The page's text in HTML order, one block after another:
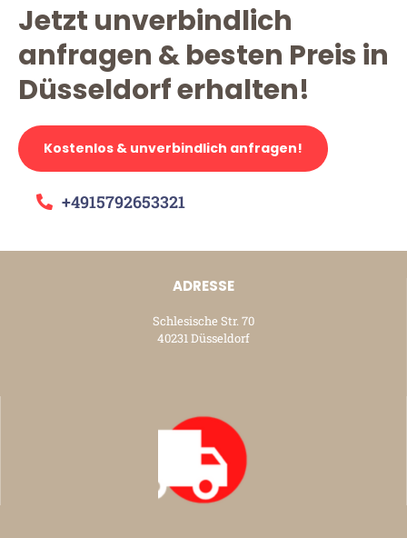
Jetzt unverbindlich
anfragen & besten Preis in
Düsseldorf erhalten!
Kostenlos & unverbindlich anfragen!
+4915792653321
ADRESSE
Schlesische Str. 70
40231 Düsseldorf